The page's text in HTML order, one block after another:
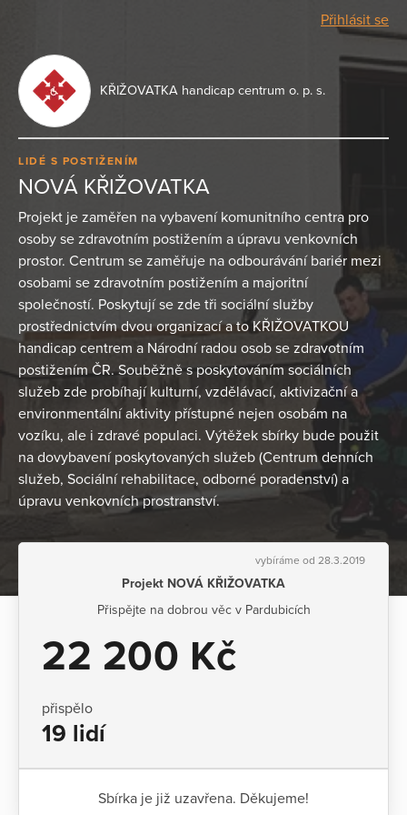
Přihlásit se
KŘIŽOVATKA handicap centrum o. p. s.
LIDÉ S POSTIŽENÍM
NOVÁ KŘIŽOVATKA
Projekt je zaměřen na vybavení komunitního centra pro
osoby se zdravotním postižením a úpravu venkovních
prostor. Centrum se zaměřuje na odbourávání bariér mezi
osobami se zdravotním postižením a majoritní
společností. Poskytují se zde tři sociální služby
prostřednictvím dvou organizací a to KŘIŽOVATKOU
handicap centrem a Národní radou osob se zdravotním
postižením ČR. Souběžně s poskytováním sociálních
služeb zde probíhají kulturní, vzdělávací, aktivizační a
environmentální aktivity přístupné nejen osobám na
vozíku, ale i zdravé populaci. Výtěžek sbírky bude použit
na dovybavení poskytovaných služeb (Centrum denních
služeb, Sociální rehabilitace, odborné poradenství) a
úpravu venkovních prostranství.
vybíráme od 28.3.2019
Projekt NOVÁ KŘIŽOVATKA
Přispějte na dobrou věc v Pardubicích
22 200 Kč
přispělo
19 lidí
Sbírka je již uzavřena. Děkujeme!